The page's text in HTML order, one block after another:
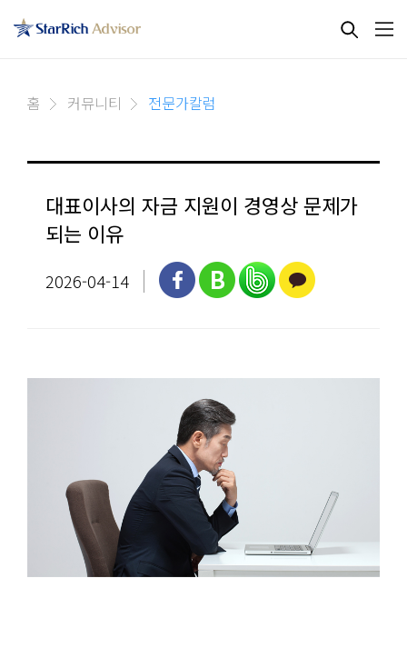
홈 커뮤니티 전문가칼럼
대표이사의 자금 지원이 경영상 문제가
되는 이유
2026-04-14